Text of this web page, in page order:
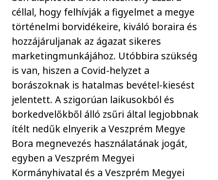
céllal, hogy felhívják a figyelmet a megye
történelmi borvidékeire, kiváló boraira és
hozzájáruljanak az ágazat sikeres
marketingmunkájához. Utóbbira szükség
is van, hiszen a Covid-helyzet a
borászoknak is hatalmas bevétel-kiesést
jelentett. A szigorúan laikusokból és
borkedvelőkből álló zsűri által legjobbnak
ítélt nedűk elnyerik a Veszprém Megye
Bora megnevezés használatának jogát,
egyben a Veszprém Megyei
Kormányhivatal és a Veszprém Megyei